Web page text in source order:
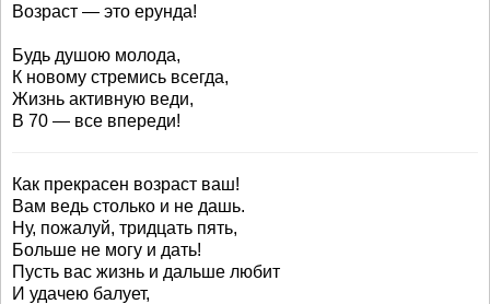
Возраст — это ерунда!
Будь душою молода,
К новому стремись всегда,
Жизнь активную веди,
В 70 — все впереди!
Как прекрасен возраст ваш!
Вам ведь столько и не дашь.
Ну, пожалуй, тридцать пять,
Больше не могу и дать!
Пусть вас жизнь и дальше любит
И удачею балует,